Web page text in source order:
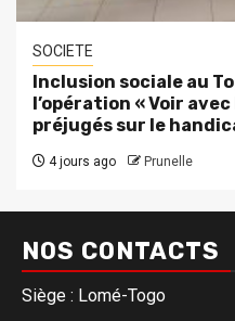
SOCIETE
Inclusion sociale au
l’opération « Voir
préjugés sur le
4 jours ago Prunelle
NOS CONTACTS
Siège : Lomé-Togo